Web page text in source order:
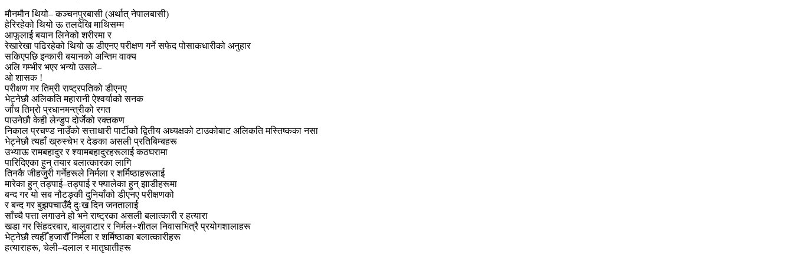
मौनमौन थियो– कञ्चनपुरबासी (अर्थात् नेपालबासी)
हेरिरहेको थियो ऊ तलदेखि माथिसम्म
आफूलाई बयान लिनेको शरीरमा र
रेखारेखा पढिरहेको थियो ऊ डीएनए परीक्षण गर्ने सफेद पोसाकधारीको अनुहार
सकिएपछि इन्कारी बयानको अन्तिम वाक्य
अलि गम्भीर भएर भन्यो उसले–
ओ शासक !
परीक्षण गर तिम्री राष्ट्रपतिको डीएनए
भेट्नेछौ अलिकति महारानी ऐश्वर्याको सनक
जाँच तिम्रो प्रधानमन्त्रीको रगत
पाउनेछौ केही लेन्डुप दोर्जेको रक्तकण
निकाल प्रचण्ड नाउँको सत्ताधारी पार्टीको द्वितीय अध्यक्षको टाउकोबाट अलिकति मस्तिष्कका नसा
भेट्नेछौ त्यहाँ ख्रुस्चेभ र देङका असली प्रतिबिम्बहरू
उभ्याऊ रामबहादुर र श्यामबहादुरहरूलाई कठघरामा
पारिदिएका हुन् तयार बलात्कारका लागि
तिनकै जीहजुरी गर्नेहरूले निर्मला र शर्मिष्ठाहरूलाई
मारेका हुन् तड्पाई–तड्पाई र फ्यालेका हुन् झाडीहरूमा
बन्द गर यो सब नौटङ्की दुनियाँको डीएनए परीक्षणको
र बन्द गर बुझपचाउँदै दुःख दिन जनतालाई
साँच्चै पत्ता लगाउने हो भने राष्ट्रका असली बलात्कारी र हत्यारा
खडा गर सिंहदरबार, बालुवाटार र निर्मल÷शीतल निवासभित्रै प्रयोगशालाहरू
भेट्नेछौ त्यहीँ हजारौँ निर्मला र शर्मिष्ठाका बलात्कारीहरू
हत्याराहरू, चेली–दलाल र मातृघातीहरू